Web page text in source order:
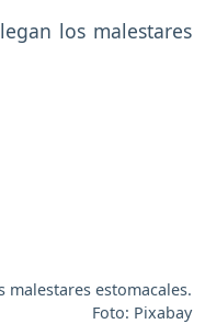
estomacales.
Foto: Pixabay